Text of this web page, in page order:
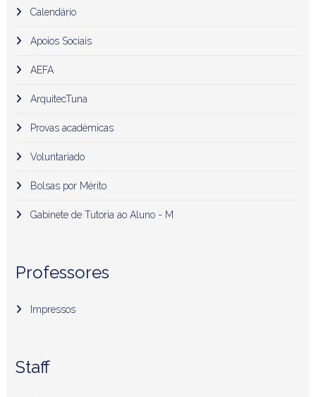
Calendário
Apoios Sociais
AEFA
ArquitecTuna
Provas académicas
Voluntariado
Bolsas por Mérito
Gabinete de Tutoria ao Aluno - M
Professores
Impressos
Staff